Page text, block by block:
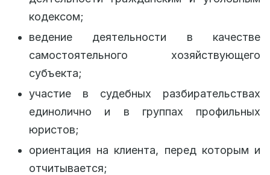
кодексом;
ведение деятельности в качестве
самостоятельного хозяйствующего
субъекта;
участие в судебных разбирательствах
единолично и в группах профильных
юристов;
ориентация на клиента, перед которым и
отчитывается;